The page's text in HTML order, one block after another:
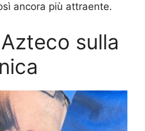
ancora più attraente.
sulla